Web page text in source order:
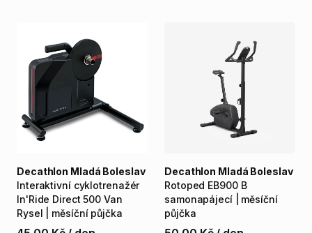
Interaktivní cyklotrenažér
In'Ride Direct 500 Van
Rysel
měsíční půjčka
Decathlon Mladá Boleslav
Rotoped EB900 B
samonapájecí
měsíční
půjčka
Decathlon Mladá Boleslav